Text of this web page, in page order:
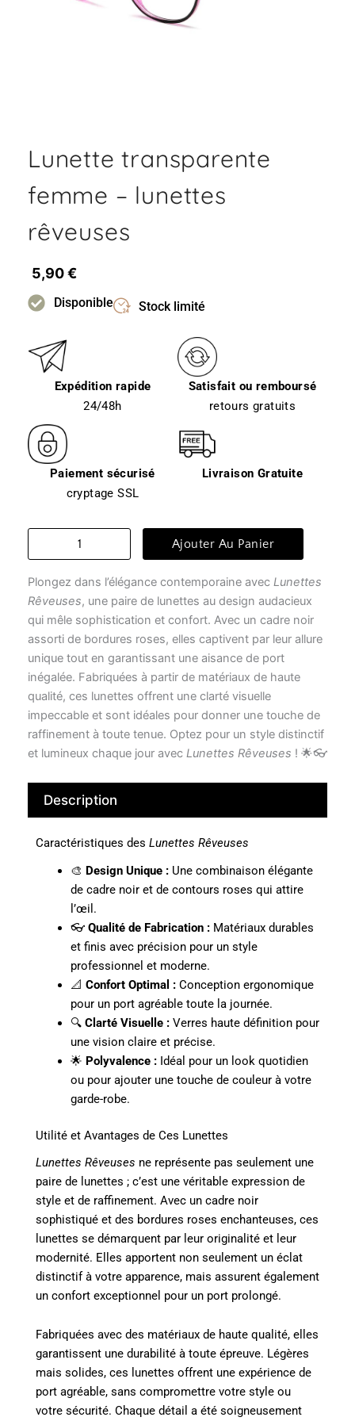
Lunette transparente
femme – lunettes
rêveuses
5,90€
Disponible Stock limité
Expédition rapide
24/48h
Satisfait ou remboursé
retours gratuits
Paiement sécurisé
cryptage SSL
Livraison Gratuite
quantité
transparente
femme
lunettes
rêveuses
Ajouter Au Panier
Plongez dans l’élégance contemporaine avec Lunettes
Rêveuses, une paire de lunettes au design audacieux
qui mêle sophistication et confort. Avec un cadre noir
assorti de bordures roses, elles captivent par leur allure
unique tout en garantissant une aisance de port
inégalée. Fabriquées à partir de matériaux de haute
qualité, ces lunettes offrent une clarté visuelle
impeccable et sont idéales pour donner une touche de
raffinement à toute tenue. Optez pour un style distinctif
et lumineux chaque jour avec Lunettes Rêveuses ! 🌟👓
Description
Caractéristiques des Lunettes Rêveuses
🎨 Design Unique :Une combinaison élégante
de cadre noir et de contours roses qui attire
l’œil.
👓 Qualité de Fabrication :Matériaux durables
et finis avec précision pour un style
professionnel et moderne.
📐 Confort Optimal :Conception ergonomique
pour un port agréable toute la journée.
🔍 Clarté Visuelle :Verres haute définition pour
une vision claire et précise.
🌟 Polyvalence :Idéal pour un look quotidien
ou pour ajouter une touche de couleur à votre
garde-robe.
Utilité et Avantages de Ces Lunettes
Lunettes Rêveuses ne représente pas seulement une
paire de lunettes ; c’est une véritable expression de
style et de raffinement. Avec un cadre noir
sophistiqué et des bordures roses enchanteuses, ces
lunettes se démarquent par leur originalité et leur
modernité. Elles apportent non seulement un éclat
distinctif à votre apparence, mais assurent également
un confort exceptionnel pour un port prolongé.
Fabriquées avec des matériaux de haute qualité, elles
garantissent une durabilité à toute épreuve. Légères
mais solides, ces lunettes offrent une expérience de
port agréable, sans compromettre votre style ou
votre sécurité. Chaque détail a été soigneusement